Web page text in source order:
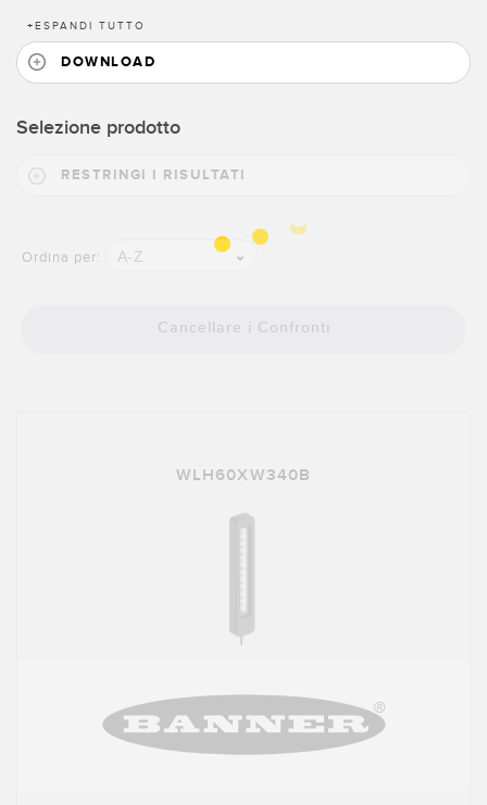
+ESPANDI TUTTO
DOWNLOAD
Selezione prodotto
RESTRINGI I RISULTATI
Ordina per: A-Z
Cancellare i Confronti
WLH60XW340B